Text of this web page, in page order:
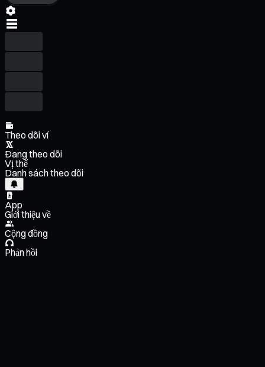
Theo dõi ví
Đang theo dõi
Vị thế
Danh sách theo dõi
App
Giới thiệu về
Cộng đồng
Phản hồi